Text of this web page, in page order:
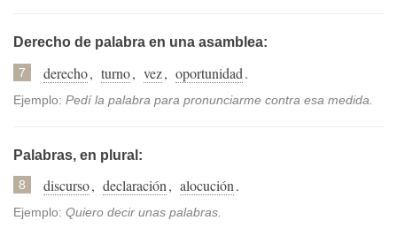
Derecho de palabra en una asamblea:
7 derecho, turno, vez, oportunidad.
Ejemplo: Pedí la palabra para pronunciarme contra esa medida.
Palabras, en plural:
8 discurso, declaración, alocución.
Ejemplo: Quiero decir unas palabras.